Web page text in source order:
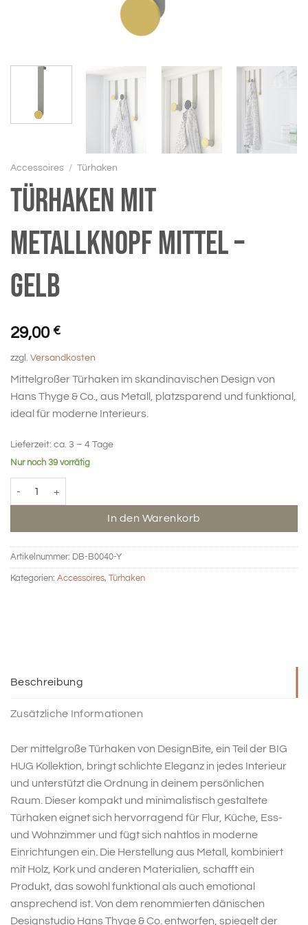
Accessoires / Türhaken
Türhaken mit
Metallknopf mittel –
gelb
29,00 €
zzgl. Versandkosten
Mittelgroßer Türhaken im skandinavischen Design von
Hans Thyge & Co., aus Metall, platzsparend und funktional,
ideal für moderne Interieurs.
Lieferzeit: ca. 3 – 4 Tage
Nur noch 39 vorrätig
In den Warenkorb
Artikelnummer: DB-B0040-Y
Kategorien: Accessoires, Türhaken
Beschreibung
Zusätzliche Informationen
Der mittelgroße Türhaken von DesignBite, ein Teil der BIG
HUG Kollektion, bringt schlichte Eleganz in jedes Interieur
und unterstützt die Ordnung in deinem persönlichen
Raum. Dieser kompakt und minimalistisch gestaltete
Türhaken eignet sich hervorragend für Flur, Küche, Ess-
und Wohnzimmer und fügt sich nahtlos in moderne
Einrichtungen ein. Die Herstellung aus Metall, kombiniert
mit Holz, Kork und anderen Materialien, schafft ein
Produkt, das sowohl funktional als auch emotional
ansprechend ist. Von dem renommierten dänischen
Designstudio Hans Thyge & Co. entworfen, spiegelt der